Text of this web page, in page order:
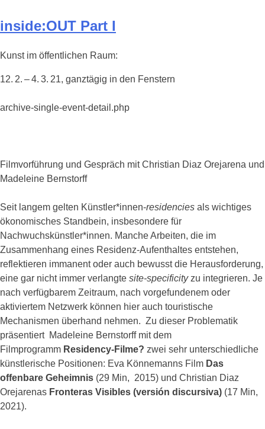
inside:OUT Part I
Kunst im öffentlichen Raum:
12. 2. – 4. 3. 21, ganztägig in den Fenstern
archive-single-event-detail.php
Filmvorführung und Gespräch mit Christian Diaz Orejarena und
Madeleine Bernstorff
Seit langem gelten Künstler*innen-residencies als wichtiges
ökonomisches Standbein, insbesondere für
Nachwuchskünstler*innen. Manche Arbeiten, die im
Zusammenhang eines Residenz-Aufenthaltes entstehen,
reflektieren immanent oder auch bewusst die Herausforderung,
eine gar nicht immer verlangte site-specificityzu integrieren. Je
nach verfügbarem Zeitraum, nach vorgefundenem oder
aktiviertem Netzwerk können hier auch touristische
Mechanismen überhand nehmen. Zu dieser Problematik
präsentiert Madeleine Bernstorff mit dem
Filmprogramm Residency-Filme? zwei sehr unterschiedliche
künstlerische Positionen: Eva Könnemanns Film Das
offenbare Geheimnis (29 Min, 2015) und Christian Diaz
Orejarenas Fronteras Visibles (versión discursiva) (17 Min,
2021).